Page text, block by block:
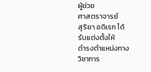
ผู้ช่วย
ศาสตราจารย์
สุริยา อดิเรก ได้
รับแต่งตั้งให้
ดำรงตำแหน่งทาง
วิชาการ